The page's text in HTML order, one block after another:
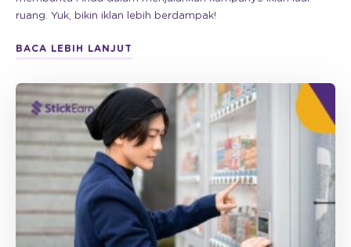
ruang. Yuk, bikin iklan lebih berdampak!
BACA LEBIH LANJUT